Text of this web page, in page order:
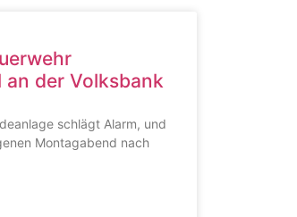
der Volksbank
schlägt Alarm, und
Montagabend nach